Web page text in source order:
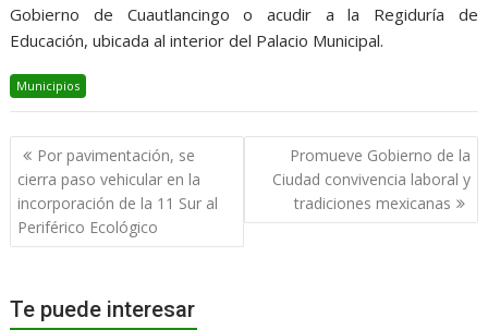
Gobierno de Cuautlancingo o acudir a la Regiduría de
Educación, ubicada al interior del Palacio Municipal.
Municipios
Navegación
de
entradas
Por pavimentación, se
cierra paso vehicular en la
incorporación de la 11 Sur al
Periférico Ecológico
Promueve Gobierno de la
Ciudad convivencia laboral y
tradiciones mexicanas
Te puede interesar